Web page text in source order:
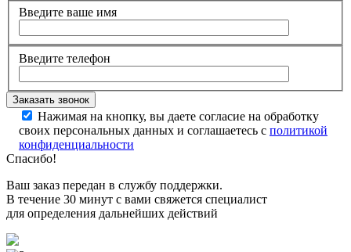
Введите ваше имя
Введите телефон
Нажимая на кнопку, вы даете согласие на обработку
своих персональных данных и соглашаетесь с политикой
конфиденциальности
Спасибо!
Ваш заказ передан в службу поддержки.
В течение 30 минут с вами свяжется специалист
для определения дальнейших действий